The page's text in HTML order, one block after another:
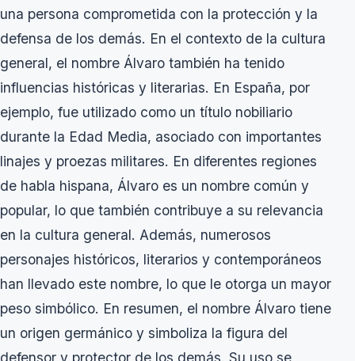
una persona comprometida con la protección y la
defensa de los demás. En el contexto de la cultura
general, el nombre Álvaro también ha tenido
influencias históricas y literarias. En España, por
ejemplo, fue utilizado como un título nobiliario
durante la Edad Media, asociado con importantes
linajes y proezas militares. En diferentes regiones
de habla hispana, Álvaro es un nombre común y
popular, lo que también contribuye a su relevancia
en la cultura general. Además, numerosos
personajes históricos, literarios y contemporáneos
han llevado este nombre, lo que le otorga un mayor
peso simbólico. En resumen, el nombre Álvaro tiene
un origen germánico y simboliza la figura del
defensor y protector de los demás. Su uso se